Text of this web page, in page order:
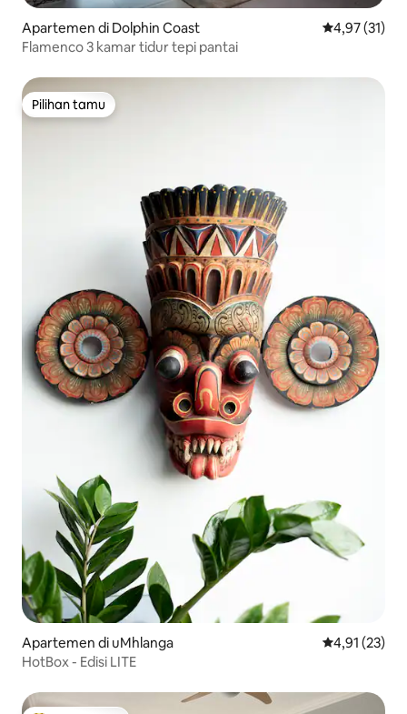
Apartemen di Dolphin Coast Nilai rata-
4,97 (31)
Flamenco 3 kamar tidur tepi pantai
Pilihan tamu
Pilihan tamu
Apartemen di uMhlanga Nilai rata-
4,91 (23)
HotBox - Edisi LITE